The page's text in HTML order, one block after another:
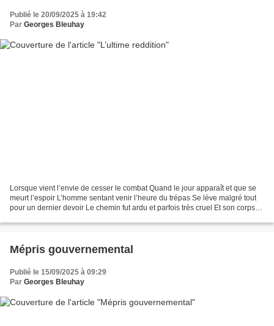
Publié le 20/09/2025 à 19:42
Par Georges Bleuhay
Lorsque vient l’envie de cesser le combat Quand le jour apparaît et que se
meurt l’espoir L’homme sentant venir l’heure du trépas Se lève malgré tout
pour un dernier devoir Le chemin fut ardu et parfois très cruel Et son corps
Mépris gouvernemental
Publié le 15/09/2025 à 09:29
Par Georges Bleuhay